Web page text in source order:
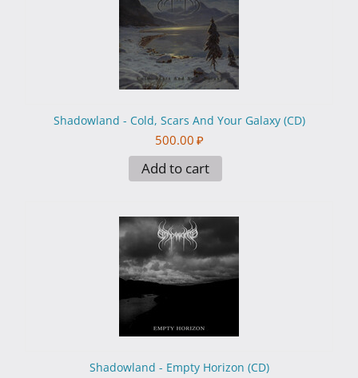
Shadowland - Cold, Scars And Your Galaxy (CD)
500.00 ₽
Add to cart
Shadowland - Empty Horizon (CD)